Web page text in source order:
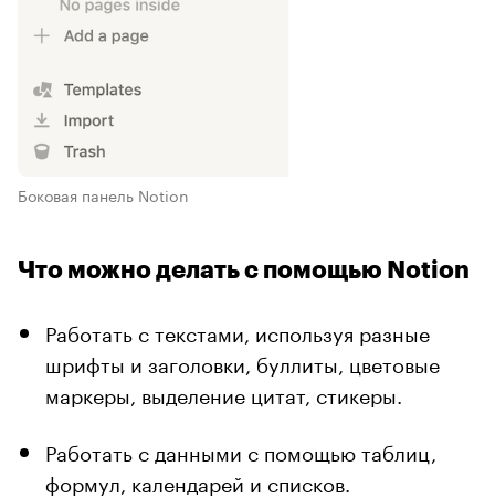
Боковая панель Notion
Что можно делать с помощью Notion
Работать с текстами, используя разные
шрифты и заголовки, буллиты, цветовые
маркеры, выделение цитат, стикеры.
Работать с данными с помощью таблиц,
формул, календарей и списков.